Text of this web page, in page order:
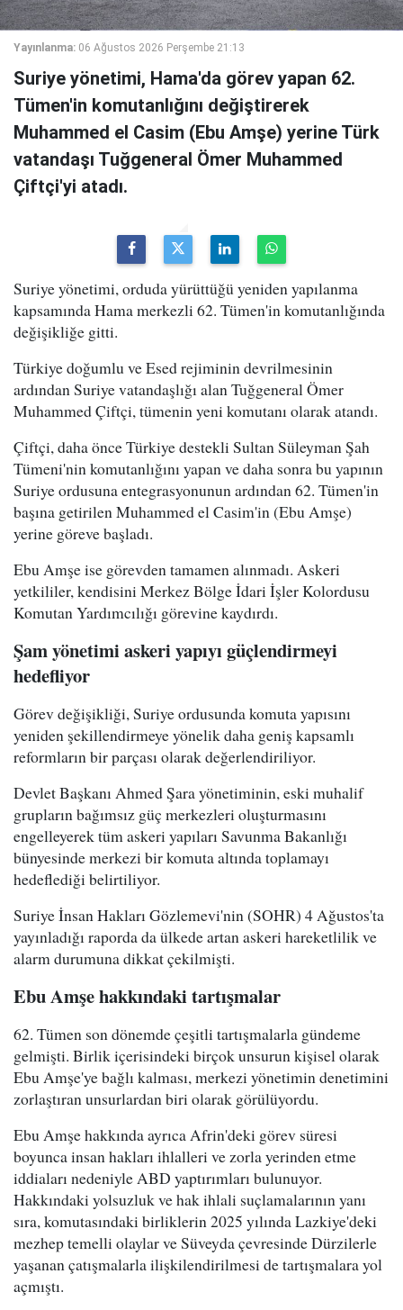
Yayınlanma: 06 Ağustos 2026 Perşembe 21:13
Suriye yönetimi, Hama'da görev yapan 62.
Tümen'in komutanlığını değiştirerek
Muhammed el Casim (Ebu Amşe) yerine Türk
vatandaşı Tuğgeneral Ömer Muhammed
Çiftçi'yi atadı.
Suriye yönetimi, orduda yürüttüğü yeniden yapılanma
kapsamında Hama merkezli 62. Tümen'in komutanlığında
değişikliğe gitti.
Türkiye doğumlu ve Esed rejiminin devrilmesinin
ardından Suriye vatandaşlığı alan Tuğgeneral Ömer
Muhammed Çiftçi, tümenin yeni komutanı olarak atandı.
Çiftçi, daha önce Türkiye destekli Sultan Süleyman Şah
Tümeni'nin komutanlığını yapan ve daha sonra bu yapının
Suriye ordusuna entegrasyonunun ardından 62. Tümen'in
başına getirilen Muhammed el Casim'in (Ebu Amşe)
yerine göreve başladı.
Ebu Amşe ise görevden tamamen alınmadı. Askeri
yetkililer, kendisini Merkez Bölge İdari İşler Kolordusu
Komutan Yardımcılığı görevine kaydırdı.
Şam yönetimi askeri yapıyı güçlendirmeyi
hedefliyor
Görev değişikliği, Suriye ordusunda komuta yapısını
yeniden şekillendirmeye yönelik daha geniş kapsamlı
reformların bir parçası olarak değerlendiriliyor.
Devlet Başkanı Ahmed Şara yönetiminin, eski muhalif
grupların bağımsız güç merkezleri oluşturmasını
engelleyerek tüm askeri yapıları Savunma Bakanlığı
bünyesinde merkezi bir komuta altında toplamayı
hedeflediği belirtiliyor.
Suriye İnsan Hakları Gözlemevi'nin (SOHR) 4 Ağustos'ta
yayınladığı raporda da ülkede artan askeri hareketlilik ve
alarm durumuna dikkat çekilmişti.
Ebu Amşe hakkındaki tartışmalar
62. Tümen son dönemde çeşitli tartışmalarla gündeme
gelmişti. Birlik içerisindeki birçok unsurun kişisel olarak
Ebu Amşe'ye bağlı kalması, merkezi yönetimin denetimini
zorlaştıran unsurlardan biri olarak görülüyordu.
Ebu Amşe hakkında ayrıca Afrin'deki görev süresi
boyunca insan hakları ihlalleri ve zorla yerinden etme
iddiaları nedeniyle ABD yaptırımları bulunuyor.
Hakkındaki yolsuzluk ve hak ihlali suçlamalarının yanı
sıra, komutasındaki birliklerin 2025 yılında Lazkiye'deki
mezhep temelli olaylar ve Süveyda çevresinde Dürzilerle
yaşanan çatışmalarla ilişkilendirilmesi de tartışmalara yol
açmıştı.